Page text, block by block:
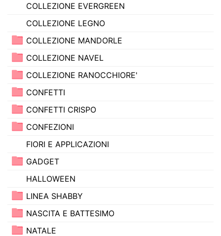
COLLEZIONE EVERGREEN
COLLEZIONE LEGNO
COLLEZIONE MANDORLE
COLLEZIONE NAVEL
COLLEZIONE RANOCCHIORE'
CONFETTI
CONFETTI CRISPO
CONFEZIONI
FIORI E APPLICAZIONI
GADGET
HALLOWEEN
LINEA SHABBY
NASCITA E BATTESIMO
NATALE